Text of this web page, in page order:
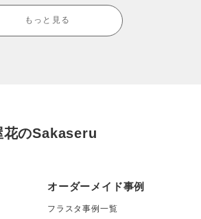
もっと見る
花のSakaseru
オーダーメイド事例
フラスタ事例一覧